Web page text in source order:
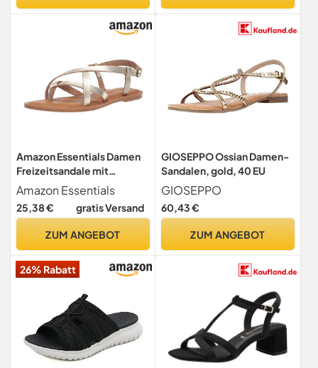
Amazon Essentials Damen
Freizeitsandale mit
Riemchen, Gold, 39 EU
Amazon Essentials
25,38 € gratis Versand
ZUM ANGEBOT
GIOSEPPO Ossian Damen-
Sandalen, gold, 40 EU
GIOSEPPO
60,43 €
ZUM ANGEBOT
26% Rabatt